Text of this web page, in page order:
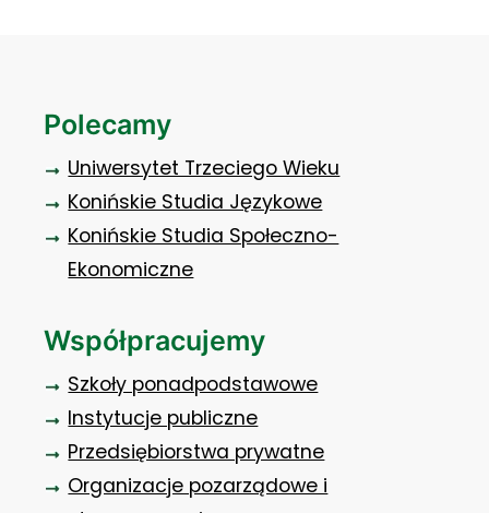
Polecamy
Uniwersytet Trzeciego Wieku
Konińskie Studia Językowe
Konińskie Studia Społeczno-
Ekonomiczne
Współpracujemy
Szkoły ponadpodstawowe
Instytucje publiczne
Przedsiębiorstwa prywatne
Organizacje pozarządowe i